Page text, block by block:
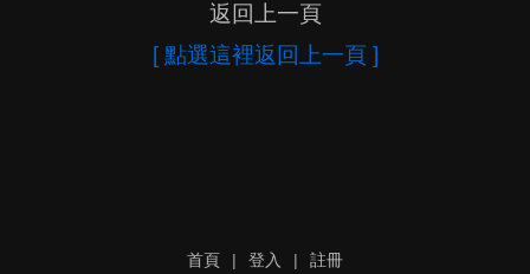
返回上一頁
[ 點選這裡返回上一頁 ]
首頁 | 登入 |
註冊